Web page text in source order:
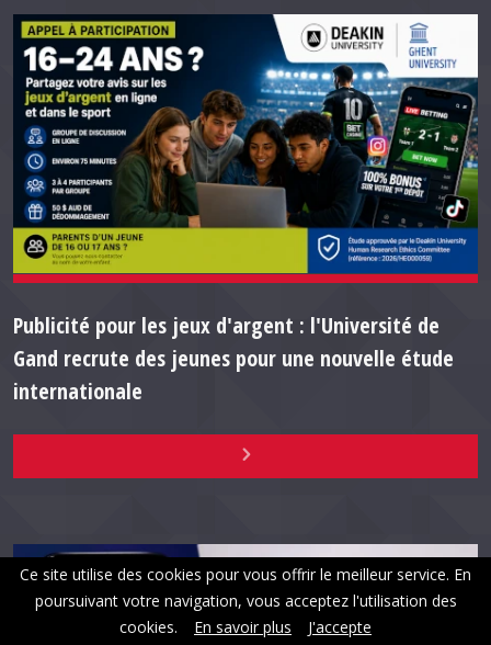
Publicité pour les jeux d'argent : l'Université de
Gand recrute des jeunes pour une nouvelle étude
internationale
Ce site utilise des cookies pour vous offrir le meilleur service. En
poursuivant votre navigation, vous acceptez l'utilisation des
cookies.
En savoir plus J'accepte